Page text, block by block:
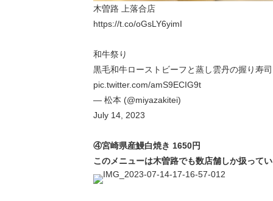
木曽路 上落合店
https://t.co/oGsLY6yimI
和牛祭り
黒毛和牛ローストビーフと蒸し雲丹の握り寿
pic.twitter.com/amS9ECIG9t
— 松本 (@miyazakitei)
July 14, 2023
④宮崎県産鰻白焼き 1650円
このメニューは木曽路でも数店舗しか扱って